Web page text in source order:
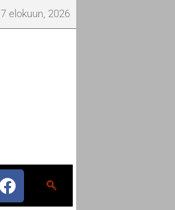
7 elokuun, 2026